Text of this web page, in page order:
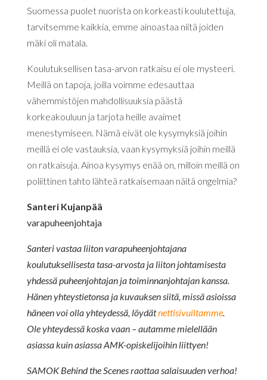
Suomessa puolet nuorista on korkeasti koulutettuja,
tarvitsemme kaikkia, emme ainoastaa niitä joiden
mäki oli matala.
Koulutuksellisen tasa-arvon ratkaisu ei ole mysteeri.
Meillä on tapoja, joilla voimme edesauttaa
vähemmistöjen mahdollisuuksia päästä
korkeakouluun ja tarjota heille avaimet
menestymiseen. Nämä eivät ole kysymyksiä joihin
meillä ei ole vastauksia, vaan kysymyksiä joihin meillä
on ratkaisuja. Ainoa kysymys enää on, milloin meillä on
poliittinen tahto lähteä ratkaisemaan näitä ongelmia?
Santeri Kujanpää
varapuheenjohtaja
Santeri vastaa liiton varapuheenjohtajana
koulutuksellisesta tasa-arvosta ja liiton johtamisesta
yhdessä puheenjohtajan ja toiminnanjohtajan kanssa.
Hänen yhteystietonsa ja kuvauksen siitä, missä asioissa
häneen voi olla yhteydessä, löydätnettisivuiltamme.
Ole yhteydessä koska vaan – autamme mielellään
asiassa kuin asiassa AMK-opiskelijoihin liittyen!
SAMOK Behind the Scenes raottaa salaisuuden verhoa!